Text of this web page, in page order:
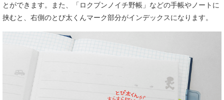
とができます。また、「ロクブンノイチ野帳」などの手帳やノートに
挟むと、右側のとび太くんマーク部分がインデックスになります。